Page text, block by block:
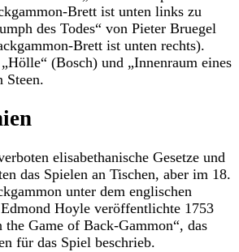
Brett ist unten links zu
des Todes“ von Pieter Bruegel
Brett ist unten rechts).
(Bosch) und „Innenraum eines
Steen.
elisabethanische Gesetze und
das Spielen an Tischen, aber im 18.
unter dem englischen
Hoyle veröffentlichte 1753
the Game of Back-Gammon“, das
für das Spiel beschrieb.